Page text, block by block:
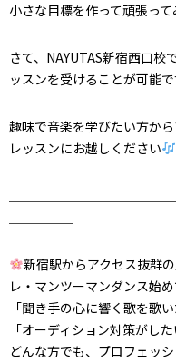
小さな目標を作って頑張って
さて、NAYUTAS新宿西口
ッスンを受けることが可能
趣味で音楽を学びたい方か
レッスンにお越しください
新宿駅からアクセス抜群
レ・マンツーマンダンス始
「聞き手の心に響く歌を歌い
「オーディション対策がした
どんな方でも、プロフェッ